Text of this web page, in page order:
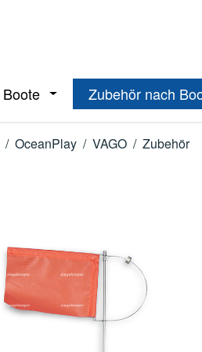
Boote Öffne oder Schließe das
Zubehör nach
/ OceanPlay / VAGO / Zubehör